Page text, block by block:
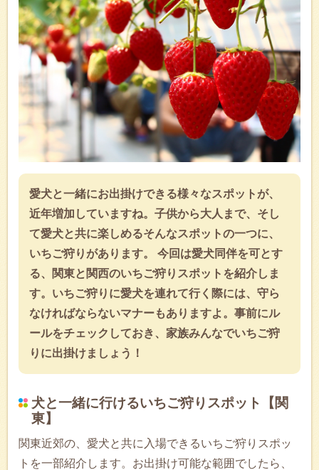
ト10選！
愛犬と一緒にお出掛けできる様々なスポットが、
近年増加していますね。子供から大人まで、そし
て愛犬と共に楽しめるそんなスポットの一つに、
いちご狩りがあります。 今回は愛犬同伴を可とす
る、関東と関西のいちご狩りスポットを紹介しま
す。いちご狩りに愛犬を連れて行く際には、守ら
なければならないマナーもありますよ。事前にル
ールをチェックしておき、家族みんなでいちご狩
りに出掛けましょう！
犬と一緒に行けるいちご狩りスポット【関
東】
関東近郊の、愛犬と共に入場できるいちご狩りスポッ
トを一部紹介します。お出掛け可能な範囲でしたら、